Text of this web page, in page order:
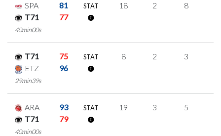
SPA
81
T71
77
40min00s
STAT 18 2 8
T71
75
ETZ
96
29min39s
STAT 8 2 3
ARA
93
T71
79
40min00s
STAT 19 3 5